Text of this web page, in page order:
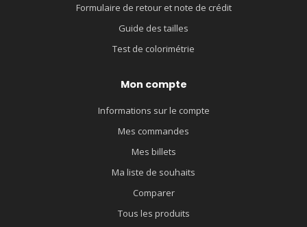
Formulaire de retour et note de crédit
Guide des tailles
Test de colorimétrie
Mon compte
Informations sur le compte
Mes commandes
Mes billets
Ma liste de souhaits
Comparer
Tous les produits